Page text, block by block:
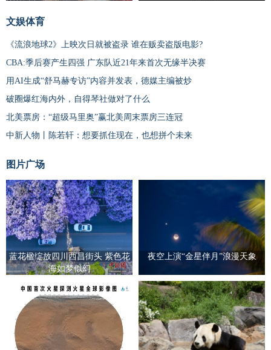
文娱体育
《流浪地球2》上映次日就被盗录 谁在贩卖盗版电影?
CBA:季后赛产生四强 广东队近21年来首次无缘半决赛
用AI生成“舒马赫专访”内容并发表，德媒主编被炒
破圈爆红海内外，自得琴社做对了什么
北美票房：“超级马里奥”赢北美周末票房三连冠
中新人物丨陈若轩：想要抓住现在，也想拼个未来
图片广场
蓝花楹绽放四川西昌街头 紫色花
海如梦似幻
夜空上演“金星伴月”浪漫天象